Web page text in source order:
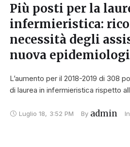
Più posti per la
infermieristica:
necessità degli
nuova
L’aumento per il 2018-2019 di 308
di laurea in infermieristica rispetto
Luglio 18, 3:52 PM By admin In